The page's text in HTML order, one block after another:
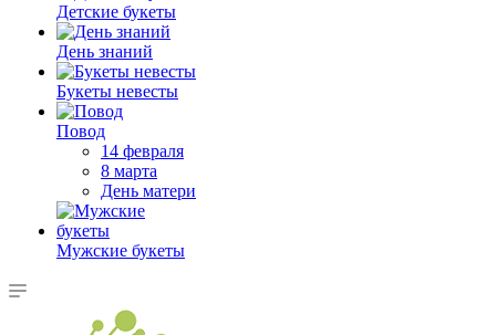
Детские букеты
День знаний
Букеты невесты
Повод
14 февраля
8 марта
День матери
Мужские букеты